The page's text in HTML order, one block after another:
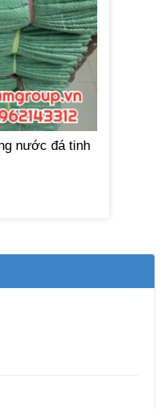
nước đá tinh